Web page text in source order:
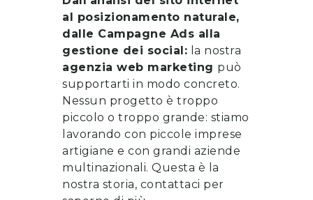
al posizionamento naturale,
dalle Campagne Ads alla
gestione dei social: la nostra
agenzia web marketing può
supportarti in modo concreto.
Nessun progetto è troppo
piccolo o troppo grande: stiamo
lavorando con piccole imprese
artigiane e con grandi aziende
multinazionali. Questa è la
nostra storia, contattaci per